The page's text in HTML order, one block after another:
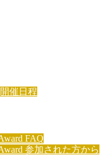
催日程
FAQ
参加された方から